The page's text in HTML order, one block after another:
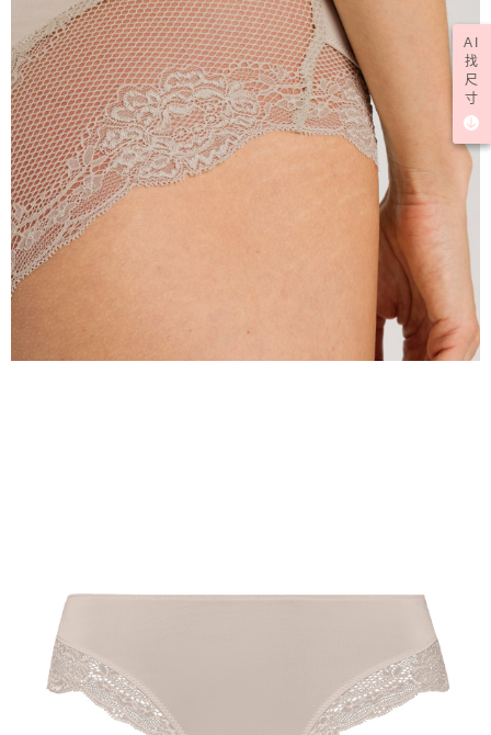
AI
找
尺
寸